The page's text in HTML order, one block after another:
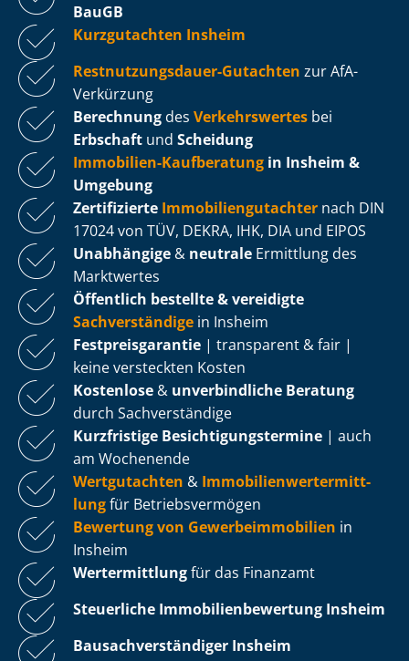
BauGB
Kurzgutachten Insheim
Rest­nut­zungs­dau­er-Gutachten zur AfA-
Verkürzung
Berechnung des Verkehrswertes bei
Erbschaft und Scheidung
Immobilien-Kaufberatung in Insheim &
Umgebung
Zertifizierte Im­mo­bi­li­en­gut­ach­ter nach DIN
17024 von TÜV, DEKRA, IHK, DIA und EIPOS
Unabhängige & neutrale Ermittlung des
Marktwertes
Öffentlich bestellte & vereidigte
Sachverständige in Insheim
Fest­preis­ga­ran­tie | transparent & fair |
keine versteckten Kosten
Kostenlose & unverbindliche Beratung
durch Sachverständige
Kurzfristige Be­sich­ti­gungs­ter­mi­ne | auch
am Wochenende
Wertgutachten & Im­mo­bi­li­en­wert­ermitt­
lungfür Be­triebs­ver­mö­gen
Bewertung von Ge­wer­be­im­mo­bi­li­en in
Insheim
Wertermittlungfür das Finanzamt
Steuerliche Im­mo­bi­li­en­be­wer­tung Insheim
Bau­sach­ver­stän­di­ger Insheim